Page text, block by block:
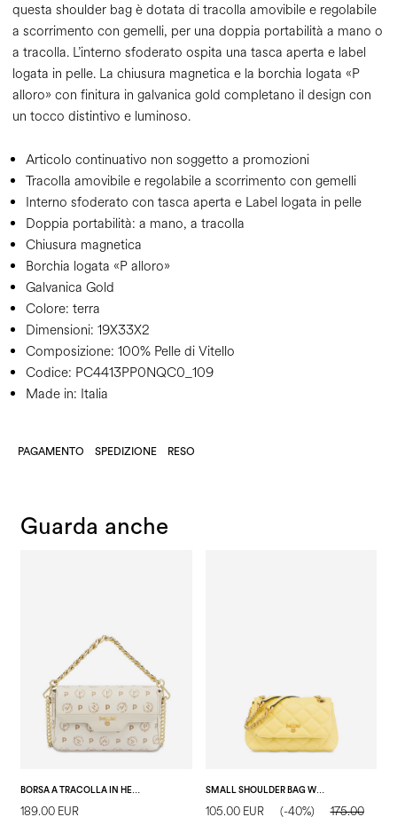
questa shoulder bag è dotata di tracolla amovibile e regolabile
a scorrimento con gemelli, per una doppia portabilità a mano o
a tracolla. L’interno sfoderato ospita una tasca aperta e label
logata in pelle. La chiusura magnetica e la borchia logata «P
alloro» con finitura in galvanica gold completano il design con
un tocco distintivo e luminoso.
Articolo continuativo non soggetto a promozioni
Tracolla amovibile e regolabile a scorrimento con gemelli
Interno sfoderato con tasca aperta e Label logata in pelle
Doppia portabilità: a mano, a tracolla
Chiusura magnetica
Borchia logata «P alloro»
Galvanica Gold
Colore: terra
Dimensioni: 19X33X2
Composizione: 100% Pelle di Vitello
Codice: PC4413PP0NQC0_109
Made in: Italia
PAGAMENTO SPEDIZIONE RESO
Guarda anche
BORSA A TRACOLLA IN HERITAGE LOGO AVORIO/AVORIO
189.00 EUR
SMALL SHOULDER BAG WALTZER NIGHT GIALLO
105.00 EUR (-40%)
175.00